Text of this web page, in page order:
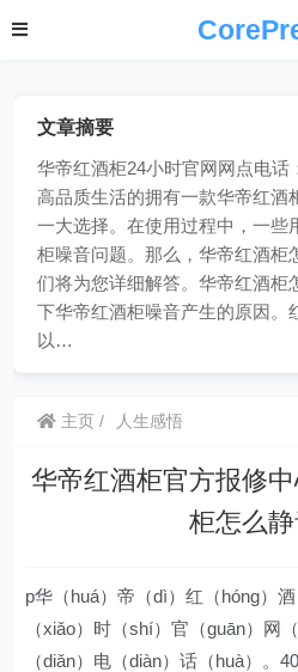
文章摘要
华帝红酒柜24小时官网网点电话
高品质生活的拥有一款华帝红酒
一大选择。在使用过程中，一些
柜噪音问题。那么，华帝红酒柜
们将为您详细解答。华帝红酒柜
下华帝红酒柜噪音产生的原因。
以…
主页 人生感悟
华帝红酒柜官方报修
柜怎么
p华（huá）帝（dì）红（hóng）
（xiǎo）时（shí）官（guān）网
（diǎn）电（diàn）话（huà）。